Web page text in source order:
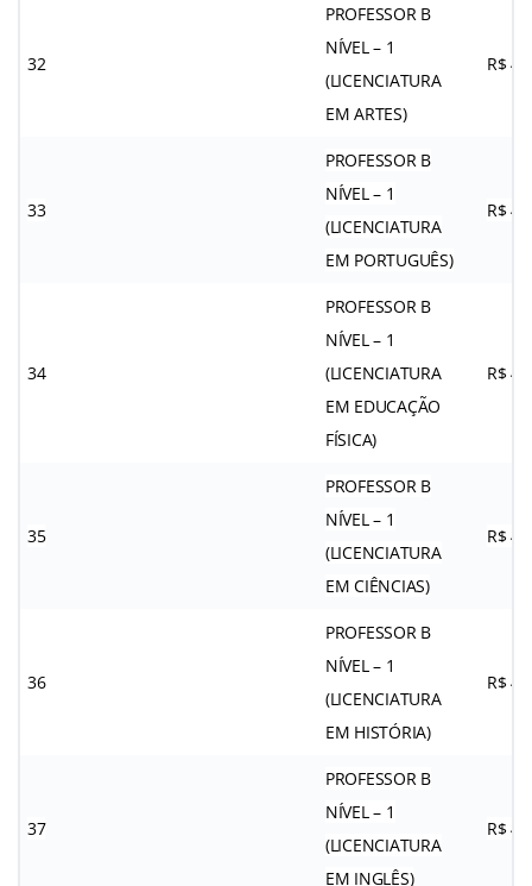
32
PROFESSOR B
NÍVEL – 1
(LICENCIATURA
EM ARTES)
R$
33
PROFESSOR B
NÍVEL – 1
(LICENCIATURA
EM PORTUGUÊS)
R$
34
PROFESSOR B
NÍVEL – 1
(LICENCIATURA
EM EDUCAÇÃO
FÍSICA)
R$
35
PROFESSOR B
NÍVEL – 1
(LICENCIATURA
EM CIÊNCIAS)
R$
36
PROFESSOR B
NÍVEL – 1
(LICENCIATURA
EM HISTÓRIA)
R$
37
PROFESSOR B
NÍVEL – 1
(LICENCIATURA
EM INGLÊS)
R$